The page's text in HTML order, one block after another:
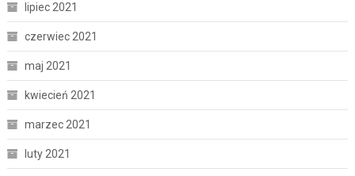
lipiec 2021
czerwiec 2021
maj 2021
kwiecień 2021
marzec 2021
luty 2021